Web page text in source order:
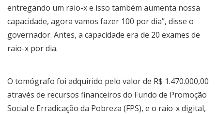
entregando um raio-x e isso também aumenta nossa
capacidade, agora vamos fazer 100 por dia”, disse o
governador. Antes, a capacidade era de 20 exames de
raio-x por dia.
O tomógrafo foi adquirido pelo valor de R$ 1.470.000,00
através de recursos financeiros do Fundo de Promoção
Social e Erradicação da Pobreza (FPS), e o raio-x digital,